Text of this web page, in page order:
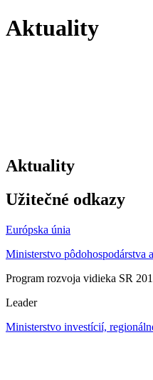
Aktuality
Aktuality
Užitečné odkazy
Európska únia
Ministerstvo pôdohospodárstva
Program rozvoja vidieka SR
Leader
Ministerstvo investícií,